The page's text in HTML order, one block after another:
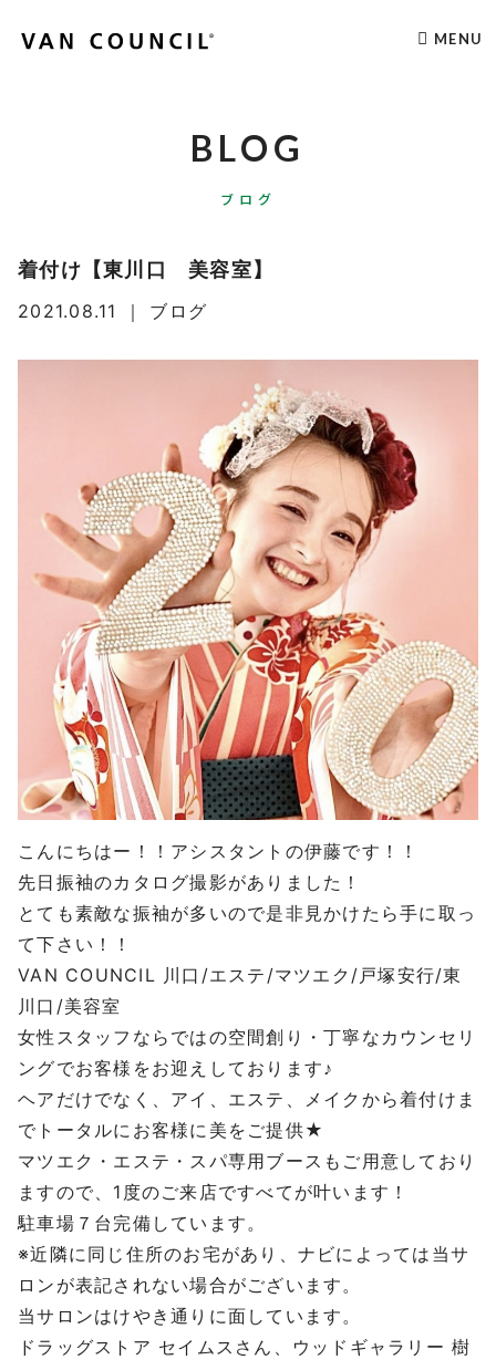
MENU
BLOG
ブログ
着付け【東川口 美容室】
2021.08.11 ｜ ブログ
こんにちはー！！アシスタントの伊藤です！！
先日振袖のカタログ撮影がありました！
とても素敵な振袖が多いので是非見かけたら手に取っ
て下さい！！
VAN COUNCIL 川口 /エステ /マツエク / 戸塚安行/東
川口 /美容室
女性スタッフならではの空間創り・丁寧なカウンセリ
ングでお客様をお迎えしております♪
ヘアだけでなく、アイ、エステ、メイクから着付けま
でトータルにお客様に美をご提供★
マツエク・エステ・スパ専用ブースもご用意しており
ますので、 1 度のご来店ですべてが叶います！
駐車場７台完備しています。
※近隣に同じ住所のお宅があり、ナビによっては当サ
ロンが表記されない場合がございます。
当サロンはけやき通りに面しています。
ドラッグストア セイムスさん、ウッドギャラリー 樹